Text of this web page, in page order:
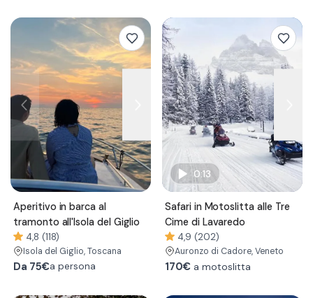
Aperitivo in barca al
tramonto all'Isola del Giglio
4,8 (118)
Isola del Giglio, Toscana
Da 75€a persona
0:13
Safari in Motoslitta alle Tre
Cime di Lavaredo
4,9 (202)
Auronzo di Cadore, Veneto
170€ a motoslitta